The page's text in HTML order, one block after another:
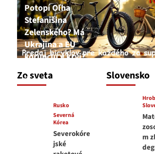
Zo sveta
Potopí Oľha
Stefanišina
Zelenského? Má
Ukrajina a EU
korupciu v krvi?
7. augusta 2026
Rusko
Severná
Kórea
Severokóre
jské
Slovensko
m